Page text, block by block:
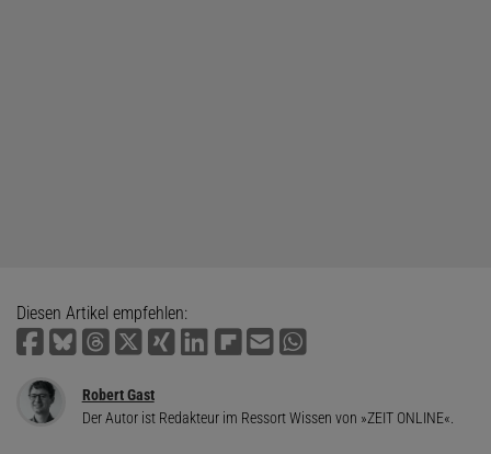
Diesen Artikel empfehlen:
Robert Gast
Der Autor ist Redakteur im Ressort Wissen von »ZEIT ONLINE«.